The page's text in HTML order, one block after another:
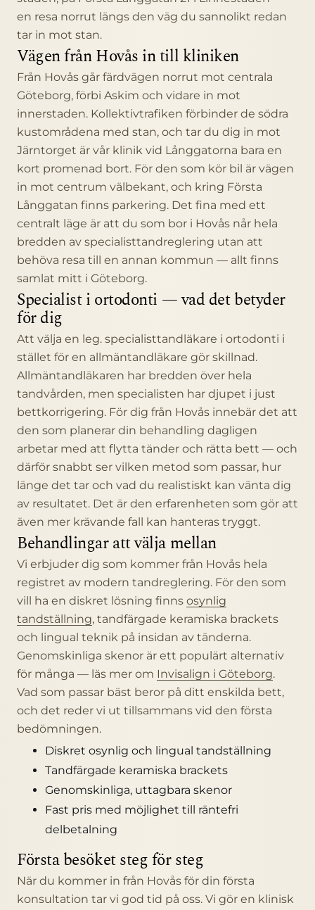
en resa norrut längs den väg du sannolikt redan
tar in mot stan.
Vägen från Hovås in till kliniken
Från Hovås går färdvägen norrut mot centrala
Göteborg, förbi Askim och vidare in mot
innerstaden. Kollektivtrafiken förbinder de södra
kustområdena med stan, och tar du dig in mot
Järntorget är vår klinik vid Långgatorna bara en
kort promenad bort. För den som kör bil är vägen
in mot centrum välbekant, och kring Första
Långgatan finns parkering. Det fina med ett
centralt läge är att du som bor i Hovås når hela
bredden av specialisttandreglering utan att
behöva resa till en annan kommun — allt finns
samlat mitt i Göteborg.
Specialist i ortodonti — vad det betyder
för dig
Att välja en leg. specialisttandläkare i ortodonti i
stället för en allmäntandläkare gör skillnad.
Allmäntandläkaren har bredden över hela
tandvården, men specialisten har djupet i just
bettkorrigering. För dig från Hovås innebär det att
den som planerar din behandling dagligen
arbetar med att flytta tänder och rätta bett — och
därför snabbt ser vilken metod som passar, hur
länge det tar och vad du realistiskt kan vänta dig
av resultatet. Det är den erfarenheten som gör att
även mer krävande fall kan hanteras tryggt.
Behandlingar att välja mellan
Vi erbjuder dig som kommer från Hovås hela
registret av modern tandreglering. För den som
vill ha en diskret lösning finns osynlig
tandställning, tandfärgade keramiska brackets
och lingual teknik på insidan av tänderna.
Genomskinliga skenor är ett populärt alternativ
för många — läs mer om Invisalign i Göteborg.
Vad som passar bäst beror på ditt enskilda bett,
och det reder vi ut tillsammans vid den första
bedömningen.
Diskret osynlig och lingual tandställning
Tandfärgade keramiska brackets
Genomskinliga, uttagbara skenor
Fast pris med möjlighet till räntefri
delbetalning
Första besöket steg för steg
När du kommer in från Hovås för din första
konsultation tar vi god tid på oss. Vi gör en klinisk